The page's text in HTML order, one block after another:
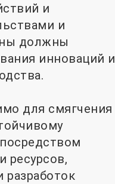
и
и
должны
инноваций и
для смягчения
ресурсов,
разработок